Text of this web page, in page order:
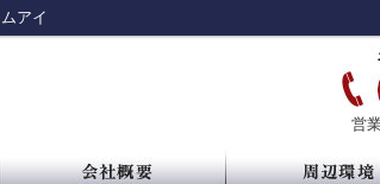
アイ
営